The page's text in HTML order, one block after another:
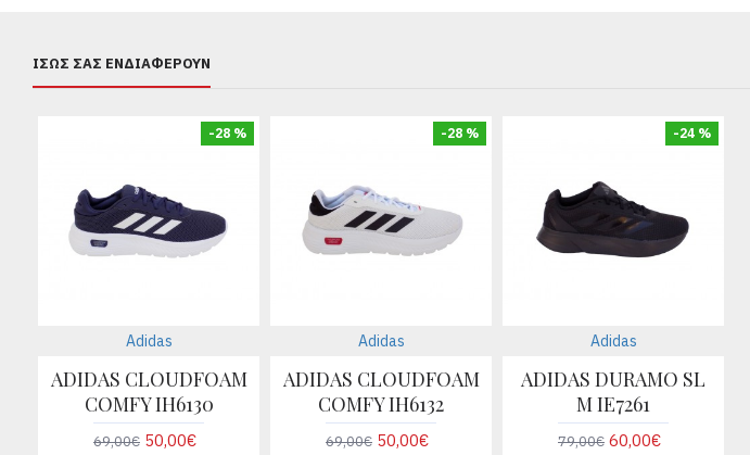
ΊΣΩΣ ΣΑΣ ΕΝΔΙΑΦΈΡΟΥΝ
-28 %
Adidas
ADIDAS CLOUDFOAM
COMFY IH6130
69,00€ 50,00€
-28 %
Adidas
ADIDAS CLOUDFOAM
COMFY IH6132
69,00€ 50,00€
-24 %
Adidas
ADIDAS DURAMO SL
M IE7261
79,00€ 60,00€